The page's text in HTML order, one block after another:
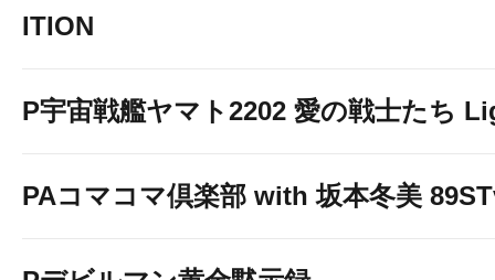
ITION
P宇宙戦艦ヤマト2202 愛の戦士たち
PAコマコマ倶楽部 with 坂本冬美